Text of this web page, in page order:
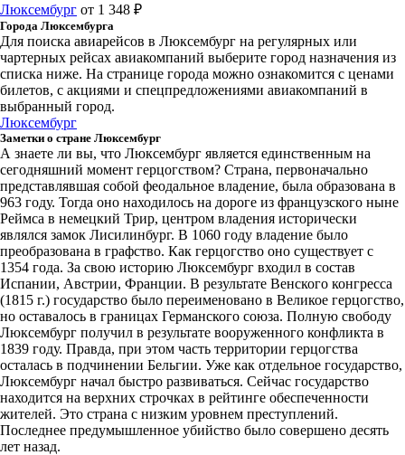
Люксембург от 1 348 ₽
Города Люксембурга
Для поиска авиарейсов в Люксембург на регулярных или
чартерных рейсах авиакомпаний выберите город назначения из
списка ниже. На странице города можно ознакомится с ценами
билетов, с акциями и спецпредложениями авиакомпаний в
выбранный город.
Люксембург
Заметки о стране Люксембург
А знаете ли вы, что Люксембург является единственным на
сегодняшний момент герцогством? Страна, первоначально
представлявшая собой феодальное владение, была образована в
963 году. Тогда оно находилось на дороге из французского ныне
Реймса в немецкий Трир, центром владения исторически
являлся замок Лисилинбург. В 1060 году владение было
преобразована в графство. Как герцогство оно существует с
1354 года. За свою историю Люксембург входил в состав
Испании, Австрии, Франции. В результате Венского конгресса
(1815 г.) государство было переименовано в Великое герцогство,
но оставалось в границах Германского союза. Полную свободу
Люксембург получил в результате вооруженного конфликта в
1839 году. Правда, при этом часть территории герцогства
осталась в подчинении Бельгии. Уже как отдельное государство,
Люксембург начал быстро развиваться. Сейчас государство
находится на верхних строчках в рейтинге обеспеченности
жителей. Это страна с низким уровнем преступлений.
Последнее предумышленное убийство было совершено десять
лет назад.